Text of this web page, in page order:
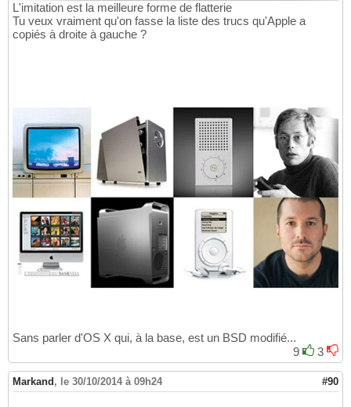
L'imitation est la meilleure forme de flatterie
Tu veux vraiment qu'on fasse la liste des trucs qu'Apple a
copiés à droite à gauche ?
Sans parler d'OS X qui, à la base, est un BSD modifié...
9
3
Markand , le 30/10/2014 à 09h24 #90